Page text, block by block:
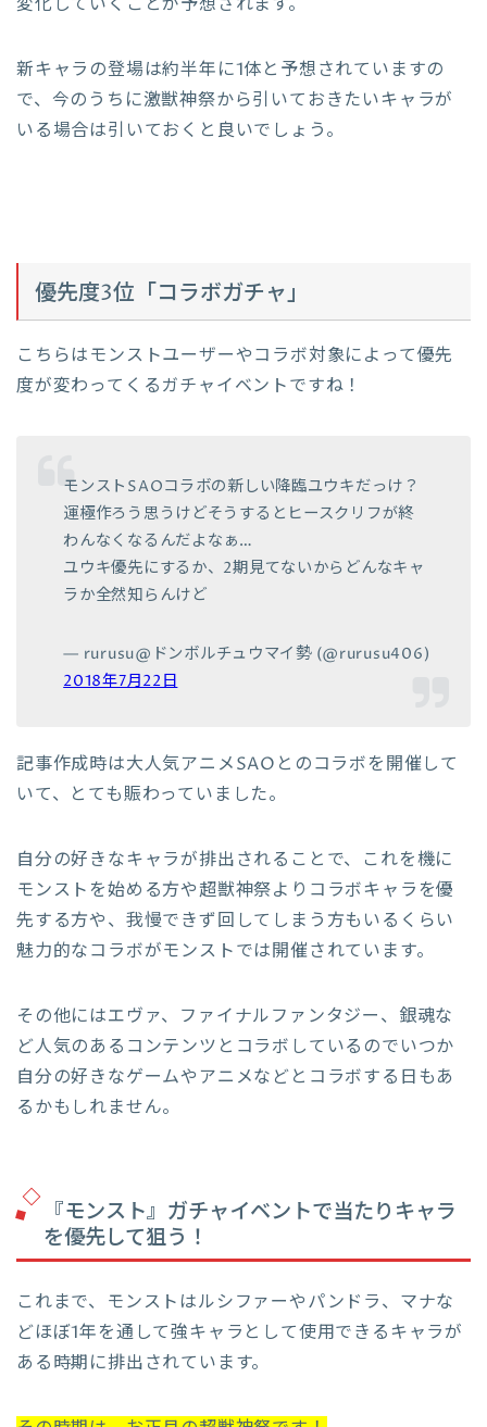
新キャラの登場は約半年に1体と予想されていますの
で、今のうちに激獣神祭から引いておきたいキャラが
いる場合は引いておくと良いでしょう。
優先度3位「コラボガチャ」
こちらはモンストユーザーやコラボ対象によって優先
度が変わってくるガチャイベントですね！
モンストSAOコラボの新しい降臨ユウキだっけ？
運極作ろう思うけどそうするとヒースクリフが終
わんなくなるんだよなぁ…
ユウキ優先にするか、2期見てないからどんなキャ
ラか全然知らんけど
— rurusu@ドンボルチュウマイ勢 (@rurusu406)
2018年7月22日
記事作成時は大人気アニメSAOとのコラボを開催して
いて、とても賑わっていました。
自分の好きなキャラが排出されることで、これを機に
モンストを始める方や超獣神祭よりコラボキャラを優
先する方や、我慢できず回してしまう方もいるくらい
魅力的なコラボがモンストでは開催されています。
その他にはエヴァ、ファイナルファンタジー、銀魂な
ど人気のあるコンテンツとコラボしているのでいつか
自分の好きなゲームやアニメなどとコラボする日もあ
るかもしれません。
『モンスト』ガチャイベントで当たりキャラ
を優先して狙う！
これまで、モンストはルシファーやパンドラ、マナな
どほぼ1年を通して強キャラとして使用できるキャラが
ある時期に排出されています。